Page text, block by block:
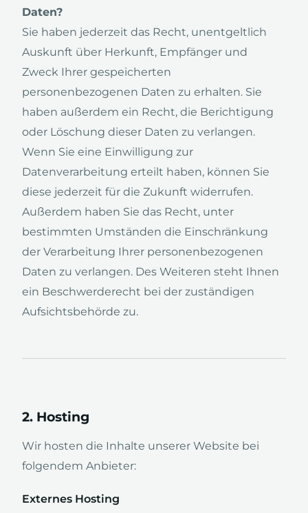
Daten?
Sie haben jederzeit das Recht, unentgeltlich
Auskunft über Herkunft, Empfänger und
Zweck Ihrer gespeicherten
personenbezogenen Daten zu erhalten. Sie
haben außerdem ein Recht, die Berichtigung
oder Löschung dieser Daten zu verlangen.
Wenn Sie eine Einwilligung zur
Datenverarbeitung erteilt haben, können Sie
diese jederzeit für die Zukunft widerrufen.
Außerdem haben Sie das Recht, unter
bestimmten Umständen die Einschränkung
der Verarbeitung Ihrer personenbezogenen
Daten zu verlangen. Des Weiteren steht Ihnen
ein Beschwerderecht bei der zuständigen
Aufsichtsbehörde zu.
2. Hosting
Wir hosten die Inhalte unserer Website bei
folgendem Anbieter:
Externes Hosting